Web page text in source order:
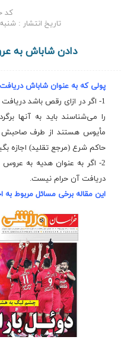
کد
تاریخ انتشار : شنبه 21 سپتامبر 2013 - 17:53
دادن شاباش به
پولی که به عنوان شاباش
1- اگر در ازای رقص باشد
را می‌شناسند باید به آنها
مأیوس هستند از طرف صاحبش
حاکم شرع (مرجع تقلید) اجازه
2- اگر به عنوان هدیه به عروس
دریافت آن حرام نیست.
این مقاله برخی مسائل مربوط